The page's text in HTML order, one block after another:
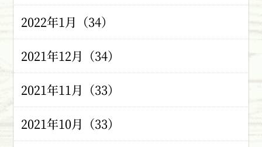
2022年1月（34）
2021年12月（34）
2021年11月（33）
2021年10月（33）